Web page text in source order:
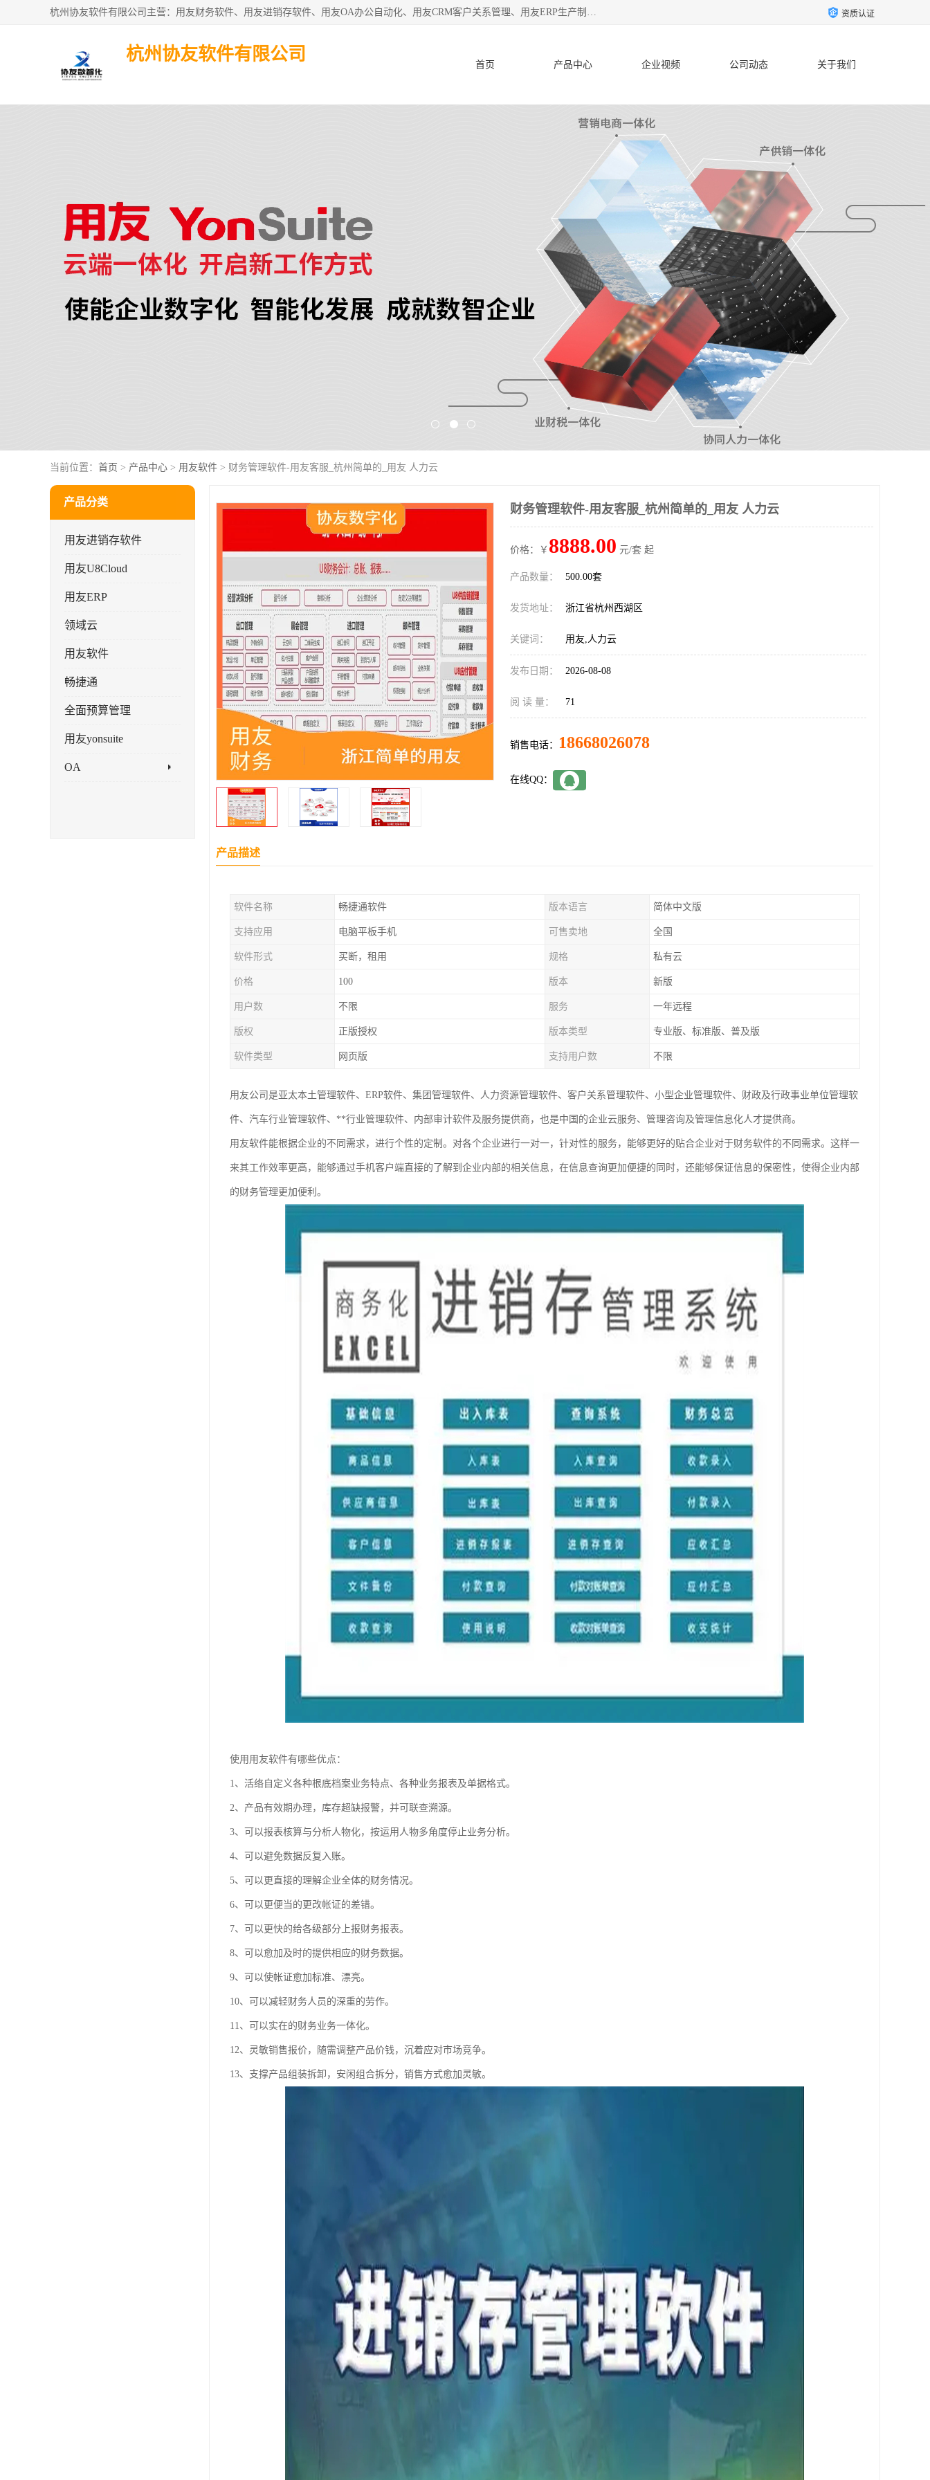
杭州协友软件有限公司主营：用友财务软件、用友进销存软件、用友OA办公自动化、用友CRM客户关系管理、用友ERP生产制造管理等;是一家用友管理软件咨询服务商。自创立至今，一直致力于为客户提供顾问式ERP管理解决方案务，为企业提供了财务管理、供应链和物流管理、生产制造管理、管理、知识与协同管理、客户关系管理等信息化建设领域的应用。 资质认证
杭州协友软件有限公司
首页 产品中心 企业视频 公司动态 关于我们
当前位置： 首页 > 产品中心 > 用友软件 > 财务管理软件-用友客服_杭州简单的_用友 人力云
产品分类
用友进销存软件
用友U8Cloud
用友ERP
领域云
用友软件
畅捷通
全面预算管理
用友yonsuite
OA
财务管理软件-用友客服_杭州简单的_用友 人力云
价格：￥ 8888.00 元/套 起
产品数量： 500.00套
发货地址： 浙江省杭州西湖区
关键词： 用友,人力云
发布日期： 2026-08-08
阅 读 量： 71
销售电话： 18668026078
在线QQ：
产品描述
软件名称 畅捷通软件 版本语言 简体中文版
支持应用 电脑平板手机 可售卖地 全国
软件形式 买断，租用 规格 私有云
价格 100 版本 新版
用户数 不限 服务 一年远程
版权 正版授权 版本类型 专业版、标准版、普及版
软件类型 网页版 支持用户数 不限
用友公司是亚太本土管理软件、ERP软件、集团管理软件、人力资源管理软件、客户关系管理软件、小型企业管理软件、财政及行政事业单位管理软
件、汽车行业管理软件、**行业管理软件、内部审计软件及服务提供商，也是中国的企业云服务、管理咨询及管理信息化人才提供商。
用友软件能根据企业的不同需求，进行个性的定制。对各个企业进行一对一，针对性的服务，能够更好的贴合企业对于财务软件的不同需求。这样一
来其工作效率更高，能够通过手机客户端直接的了解到企业内部的相关信息，在信息查询更加便捷的同时，还能够保证信息的保密性，使得企业内部
的财务管理更加便利。
使用用友软件有哪些优点：
1、活络自定义各种根底档案业务特点、各种业务报表及单据格式。
2、产品有效期办理，库存超缺报警，并可联查溯源。
3、可以报表核算与分析人物化，按运用人物多角度停止业务分析。
4、可以避免数据反复入账。
5、可以更直接的理解企业全体的财务情况。
6、可以更便当的更改帐证的差错。
7、可以更快的给各级部分上报财务报表。
8、可以愈加及时的提供相应的财务数据。
9、可以使帐证愈加标准、漂亮。
10、可以减轻财务人员的深重的劳作。
11、可以实在的财务业务一体化。
12、灵敏销售报价，随需调整产品价钱，沉着应对市场竞争。
13、支撑产品组装拆卸，安闲组合拆分，销售方式愈加灵敏。